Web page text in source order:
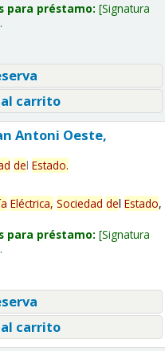
para préstamo: Signatura
carrito
Antoni Oeste,
del Estado.
Eléctrica, Sociedad del Estado,
para préstamo: Signatura
carrito